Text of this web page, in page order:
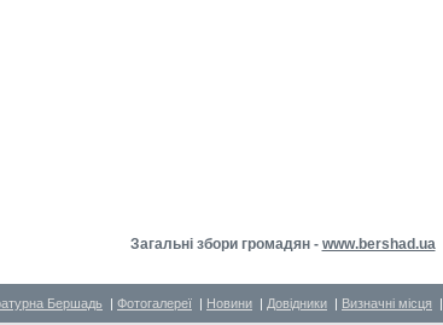
Загальні збори громадян - www.bershad.ua
Бершадь | Фотогалереї | Новини | Довідники | Визначні місця |